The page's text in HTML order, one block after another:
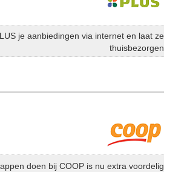
je aanbiedingen via internet en laat ze
thuisbezorgen
doen bij COOP is nu extra voordelig